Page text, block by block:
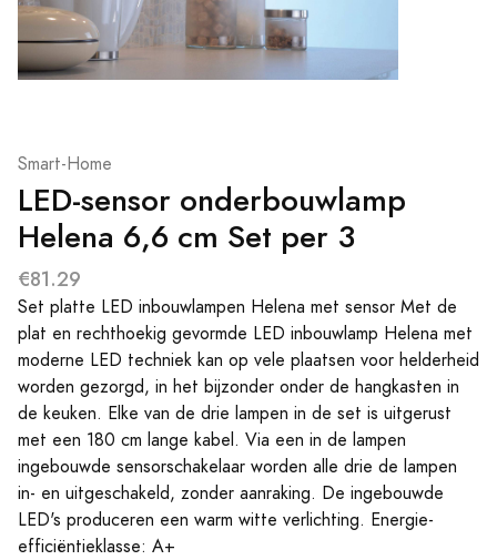
Smart-Home
LED-sensor onderbouwlamp
Helena 6,6 cm Set per 3
€81.29
Set platte LED inbouwlampen Helena met sensor Met de
plat en rechthoekig gevormde LED inbouwlamp Helena met
moderne LED techniek kan op vele plaatsen voor helderheid
worden gezorgd, in het bijzonder onder de hangkasten in
de keuken. Elke van de drie lampen in de set is uitgerust
met een 180 cm lange kabel. Via een in de lampen
ingebouwde sensorschakelaar worden alle drie de lampen
in- en uitgeschakeld, zonder aanraking. De ingebouwde
LED's produceren een warm witte verlichting. Energie-
efficiëntieklasse: A+